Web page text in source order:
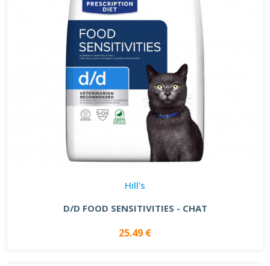
Hill's
D/D FOOD SENSITIVITIES - CHAT
25.49 €